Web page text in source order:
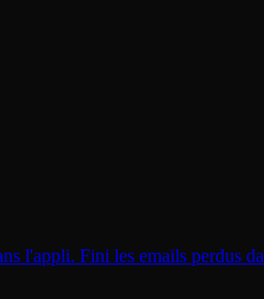
l'appli. Fini les emails perdus